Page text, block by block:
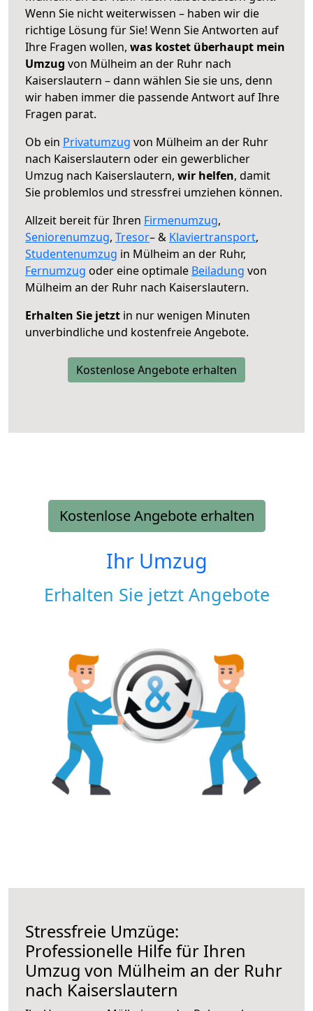
Wenn Sie nicht weiterwissen – haben wir die
richtige Lösung für Sie! Wenn Sie Antworten auf
Ihre Fragen wollen, was kostet überhaupt mein
Umzug von Mülheim an der Ruhr nach
Kaiserslautern – dann wählen Sie sie uns, denn
wir haben immer die passende Antwort auf Ihre
Fragen parat.
Ob ein Privatumzug von Mülheim an der Ruhr
nach Kaiserslautern oder ein gewerblicher
Umzug nach Kaiserslautern, wir helfen, damit
Sie problemlos und stressfrei umziehen können.
Allzeit bereit für Ihren Firmenumzug,
Seniorenumzug, Tresor– & Klaviertransport,
Studentenumzug in Mülheim an der Ruhr,
Fernumzug oder eine optimale Beiladung von
Mülheim an der Ruhr nach Kaiserslautern.
Erhalten Sie jetzt in nur wenigen Minuten
unverbindliche und kostenfreie Angebote.
Kostenlose Angebote erhalten
Kostenlose Angebote erhalten
Ihr Umzug
Erhalten Sie jetzt Angebote
Stressfreie Umzüge:
Professionelle Hilfe für Ihren
Umzug von Mülheim an der Ruhr
nach Kaiserslautern